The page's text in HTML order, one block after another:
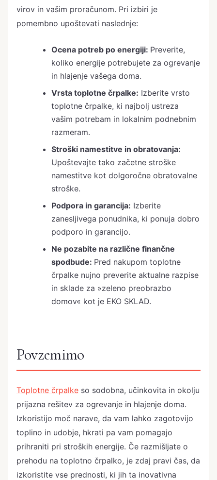
virov in vašim proračunom. Pri izbiri je
pomembno upoštevati naslednje:
Ocena potreb po energiji: Preverite,
koliko energije potrebujete za ogrevanje
in hlajenje vašega doma.
Vrsta toplotne črpalke: Izberite vrsto
toplotne črpalke, ki najbolj ustreza
vašim potrebam in lokalnim podnebnim
razmeram.
Stroški namestitve in obratovanja:
Upoštevajte tako začetne stroške
namestitve kot dolgoročne obratovalne
stroške.
Podpora in garancija: Izberite
zanesljivega ponudnika, ki ponuja dobro
podporo in garancijo.
Ne pozabite na različne finančne
spodbude: Pred nakupom toplotne
črpalke nujno preverite aktualne razpise
in sklade za »zeleno preobrazbo
domov« kot je EKO SKLAD.
Povzemimo
Toplotne črpalke so sodobna, učinkovita in okolju
prijazna rešitev za ogrevanje in hlajenje doma.
Izkoristijo moč narave, da vam lahko zagotovijo
toplino in udobje, hkrati pa vam pomagajo
prihraniti pri stroških energije. Če razmišljate o
prehodu na toplotno črpalko, je zdaj pravi čas, da
izkoristite vse prednosti, ki jih ta inovativna